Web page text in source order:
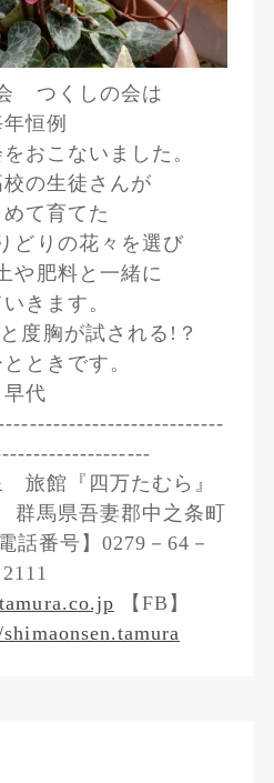
つくしの会は
恒例
おこないました。
の生徒さんが
て育てた
どりの花々を選び
や肥料と一緒に
きます。
度胸が試される!？
ときです。
早代
館『四万たむら』
群馬県吾妻郡中之条町
話番号】0279－64－
2111
【FB】